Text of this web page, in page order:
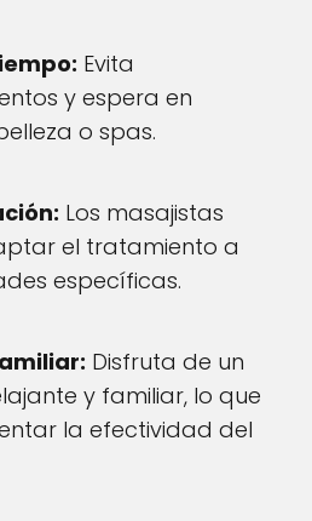
Evita
y espera en
o spas.
Los masajistas
el tratamiento a
específicas.
Disfruta de un
y familiar, lo que
la efectividad del